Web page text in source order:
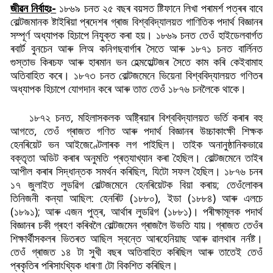
জীৱন নিৰ্বাহঃ- ১৮৬৯ চনত ২৫ বছৰ বয়সত ষ্টিফানে লিখা পৰামৰ্শ পত্ৰৰ বাবে
বোল্টজমানক ষ্টাইৰিয়া প্ৰদেশৰ গ্ৰাজ বিশ্ববিদ্যালয়ত গাণিতিক পদাৰ্থ বিজ্ঞানৰ
সম্পূৰ্ণ অধ্যাপক হিচাপে নিযুক্ত কৰা হয়। ১৮৬৯ চনত তেওঁ হাইডেলবাৰ্গত
ৰবাৰ্ট বুনচেন আৰু লিঅ কনিগছবাৰ্গাৰ সৈতে আৰু ১৮৭১ চনত বাৰ্লিনত
গুস্তাভ কিৰচফ আৰু হাৰমান ভন হেল্মহোল্টজৰ সৈতে কাম কৰি কেইবামাহ
অতিবাহিত কৰে। ১৮৭৩ চনত বোল্টজমেনে ভিয়েনা বিশ্ববিদ্যালয়ত গণিতৰ
অধ্যাপক হিচাপে যোগদান কৰে আৰু তাত তেওঁ ১৮৭৬ চনলৈকে থাকে।
১৮৭২ চনত, মহিলাসকলক অষ্ট্ৰিয়াৰ বিশ্ববিদ্যালয়ত ভৰ্তি কৰাৰ বহু
আগতে, তেওঁ গ্ৰাজত গণিত আৰু পদাৰ্থ বিজ্ঞানৰ উচ্চাকাংক্ষী শিক্ষক
হেনৰিয়েট ভন আইজেণ্টেলাৰক লগ পাইছিল। তাইক অনানুষ্ঠানিকভাৱে
বক্তৃতা অডিট কৰাৰ অনুমতি প্ৰত্যাখ্যান কৰা হৈছিল। বোল্টজমেনে তাইৰ
আপীল কৰাৰ সিদ্ধান্তক সমৰ্থন কৰিছিল, যিটো সফল হৈছিল। ১৮৭৬ চনৰ
১৭ জুলাইত লুডৱিগ বোল্টজমেনে হেনৰিয়েটক বিয়া কৰায়; তেওঁলোকৰ
তিনিজনী কন্যা আছিল: হেনৰিট (১৮৮০), ইডা (১৮৮৪) আৰু এলচে
(১৮৯১); আৰু এজন পুত্ৰ, আৰ্থাৰ লুডৱিগ (১৮৮১)। পৰীক্ষামূলক পদাৰ্থ
বিজ্ঞানৰ চকী গ্ৰহণ কৰিবলৈ বোল্টজমেন গ্ৰাজলৈ উভতি যায়। গ্ৰাজত তেওঁৰ
শিক্ষাৰ্থীসকলৰ ভিতৰত আছিল স্বন্তে আৰহেনিয়াছ আৰু ৱালথাৰ নৰ্নষ্ট।
তেওঁ গ্ৰাজত ১৪ টা সুখী বছৰ অতিবাহিত কৰিছিল আৰু তাতেই তেওঁ
প্ৰকৃতিৰ পৰিসাংখ্যিক ধাৰণা টো বিকশিত কৰিছিল।